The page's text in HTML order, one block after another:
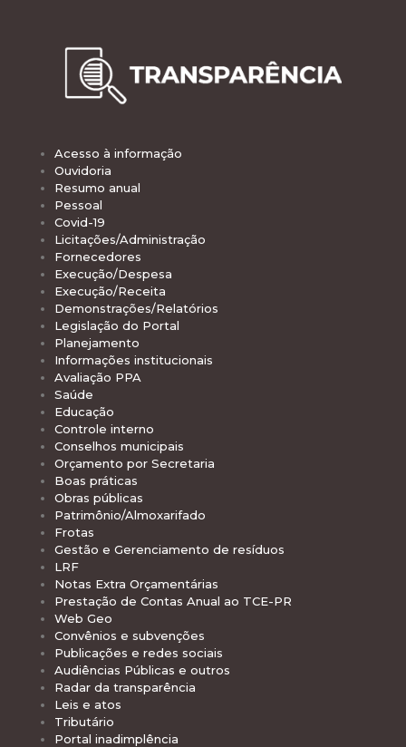
Acesso à informação
Ouvidoria
Resumo anual
Pessoal
Covid-19
Licitações/Administração
Fornecedores
Execução/Despesa
Execução/Receita
Demonstrações/Relatórios
Legislação do Portal
Planejamento
Informações institucionais
Avaliação PPA
Saúde
Educação
Controle interno
Conselhos municipais
Orçamento por Secretaria
Boas práticas
Obras públicas
Patrimônio/Almoxarifado
Frotas
Gestão e Gerenciamento de resíduos
LRF
Notas Extra Orçamentárias
Prestação de Contas Anual ao TCE-PR
Web Geo
Convênios e subvenções
Publicações e redes sociais
Audiências Públicas e outros
Radar da transparência
Leis e atos
Tributário
Portal inadimplência